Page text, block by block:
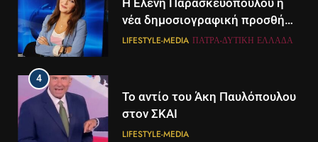
Η Ελένη Παρασκευοπούλου η
νέα δημοσιογραφική προσθήκη
του ΣΚΑΪ στην Πάτρα
LIFESTYLE-MEDIA ΠΆΤΡΑ-ΔΥΤΙΚΉ ΕΛΛΆΔΑ
4
Το αντίο του Άκη Παυλόπουλου
στον ΣΚΑΙ
LIFESTYLE-MEDIA